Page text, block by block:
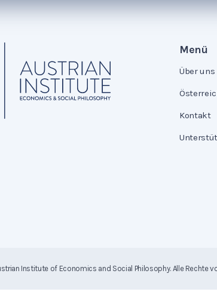
Menü
Über uns
Kontakt
Institute of Economics and Social Philosophy. Alle Rechte